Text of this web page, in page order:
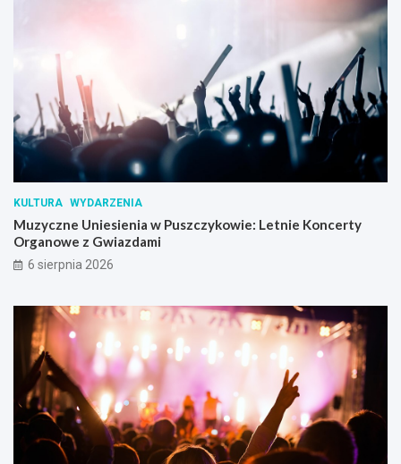
KULTURA WYDARZENIA
Muzyczne Uniesienia w Puszczykowie: Letnie Koncerty
Organowe z Gwiazdami
6 sierpnia 2026